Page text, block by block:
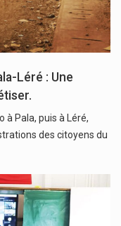
Léré : Une
à Pala, puis à Léré,
des citoyens du